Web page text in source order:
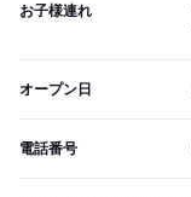
お子様連れ
オープン日
電話番号